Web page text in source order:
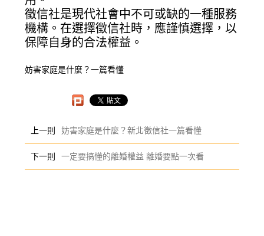
徵信社是現代社會中不可或缺的一種服務
機構。在選擇徵信社時，應謹慎選擇，以
保障自身的合法權益。
妨害家庭是什麼？一篇看懂
上一則 妨害家庭是什麼？新北徵信社一篇看懂
下一則 一定要搞懂的離婚權益 離婚要點一次看